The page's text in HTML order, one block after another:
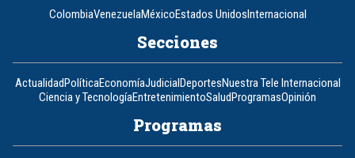
ColombiaVenezuelaMéxicoEstados Unidos Internacional
Secciones
Actualidad PolíticaEconomíaJudicial DeportesNuestra Tele Internacional
Ciencia y TecnologíaEntretenimientoSalud ProgramasOpinión
Programas